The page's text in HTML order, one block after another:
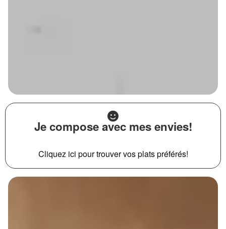
Je compose avec mes envies!
Cliquez ici pour trouver vos plats préférés!